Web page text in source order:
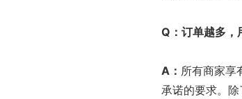
Q ：订单越多，
A ： 所有商家享
承诺的要求。